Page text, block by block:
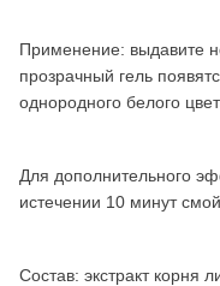
Применение: выдавите
прозрачный гель
однородного белого
Для дополнительного
истечении 10 минут
Состав: экстракт корня